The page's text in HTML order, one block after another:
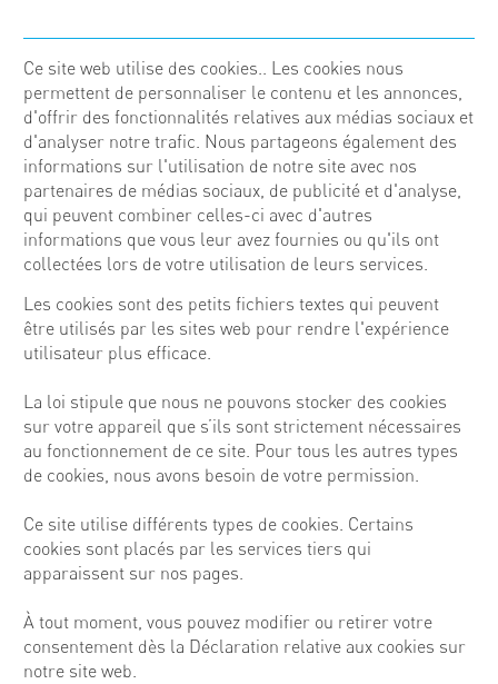
Ce site web utilise des cookies.. Les cookies nous
permettent de personnaliser le contenu et les annonces,
d'offrir des fonctionnalités relatives aux médias sociaux et
d'analyser notre trafic. Nous partageons également des
informations sur l'utilisation de notre site avec nos
partenaires de médias sociaux, de publicité et d'analyse,
qui peuvent combiner celles-ci avec d'autres
informations que vous leur avez fournies ou qu'ils ont
collectées lors de votre utilisation de leurs services.
Les cookies sont des petits fichiers textes qui peuvent
être utilisés par les sites web pour rendre l'expérience
utilisateur plus efficace.
La loi stipule que nous ne pouvons stocker des cookies
sur votre appareil que s’ils sont strictement nécessaires
au fonctionnement de ce site. Pour tous les autres types
de cookies, nous avons besoin de votre permission.
Ce site utilise différents types de cookies. Certains
cookies sont placés par les services tiers qui
apparaissent sur nos pages.
À tout moment, vous pouvez modifier ou retirer votre
consentement dès la Déclaration relative aux cookies sur
notre site web.